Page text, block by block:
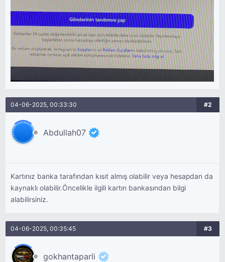
04-06-2025, 00:33:30 #2
Abdullah07
Kartınız banka tarafından kısıt almış olabilir veya hesapdan da
kaynaklı olabilir.Öncelikle ilgili kartın bankasından bilgi
alabilirsiniz.
04-06-2025, 00:35:45 #3
gokhantaparli